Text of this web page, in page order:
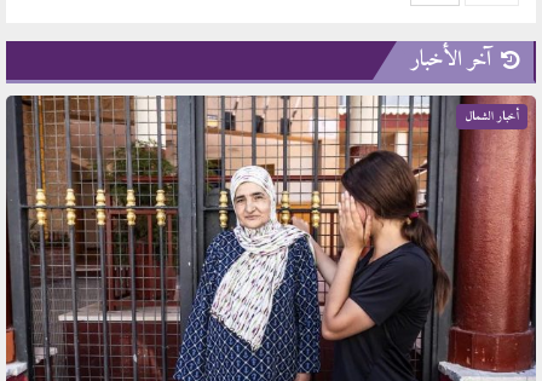
آخر الأخبار
أخبار الشمال